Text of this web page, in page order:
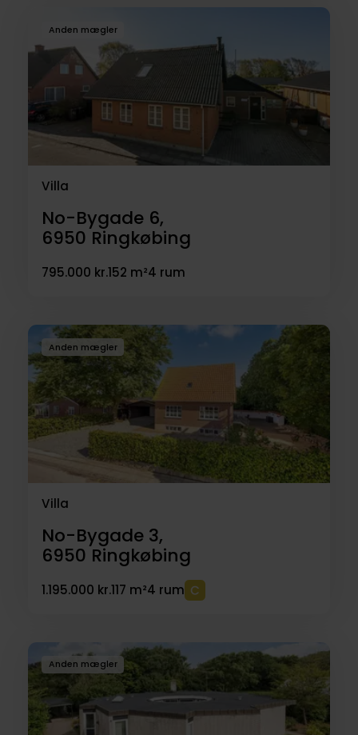
Anden mægler
Villa
No-Bygade 6,
6950 Ringkøbing
795.000 kr.152 m²4 rum
Anden mægler
Villa
No-Bygade 3,
6950 Ringkøbing
1.195.000 kr.117 m²4 rum
Anden mægler